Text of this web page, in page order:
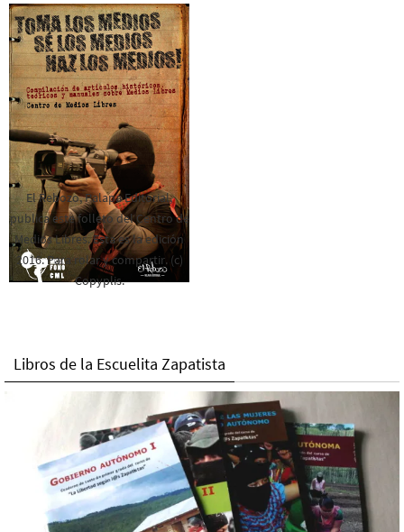
El Rebozo, Palapa Editorial,
publica este folleto del Centro de
Medios Libres. Esta es la edición
2016. Para rolar y compartir. (c)
Copyplis.
Libros de la Escuelita Zapatista